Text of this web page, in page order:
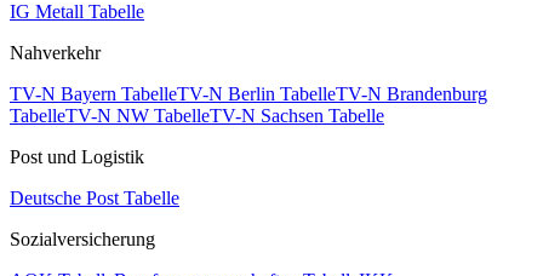
IG Metall Tabelle
Nahverkehr
TV-N Bayern TabelleTV-N Berlin TabelleTV-N Brandenburg
TabelleTV-N NW TabelleTV-N Sachsen Tabelle
Post und Logistik
Deutsche Post Tabelle
Sozialversicherung